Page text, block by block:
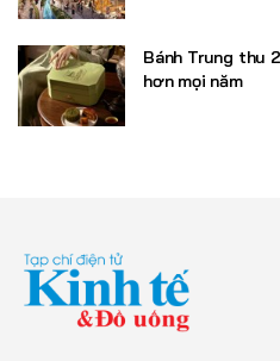
Bánh Trung thu
hơn mọi năm